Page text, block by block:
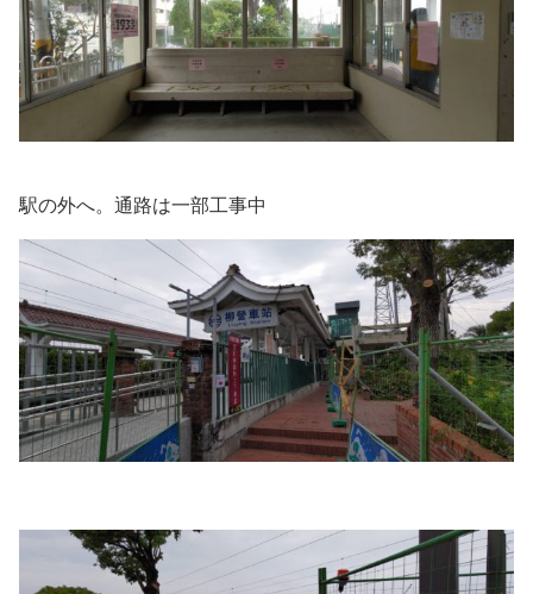
駅の外へ。通路は一部工事中